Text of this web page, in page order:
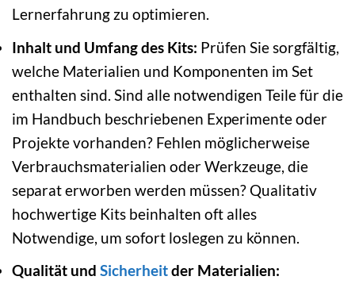
Lernerfahrung zu optimieren.
Inhalt und Umfang des Kits: Prüfen Sie sorgfältig,
welche Materialien und Komponenten im Set
enthalten sind. Sind alle notwendigen Teile für die
im Handbuch beschriebenen Experimente oder
Projekte vorhanden? Fehlen möglicherweise
Verbrauchsmaterialien oder Werkzeuge, die
separat erworben werden müssen? Qualitativ
hochwertige Kits beinhalten oft alles
Notwendige, um sofort loslegen zu können.
Qualität und Sicherheitder Materialien: